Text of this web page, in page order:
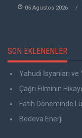
05 Agustos 2026
SON EKLENENLER
Yahudi İsyanları
Çağrı Filminin
Fatih Döneminde
Bedeva Enerji